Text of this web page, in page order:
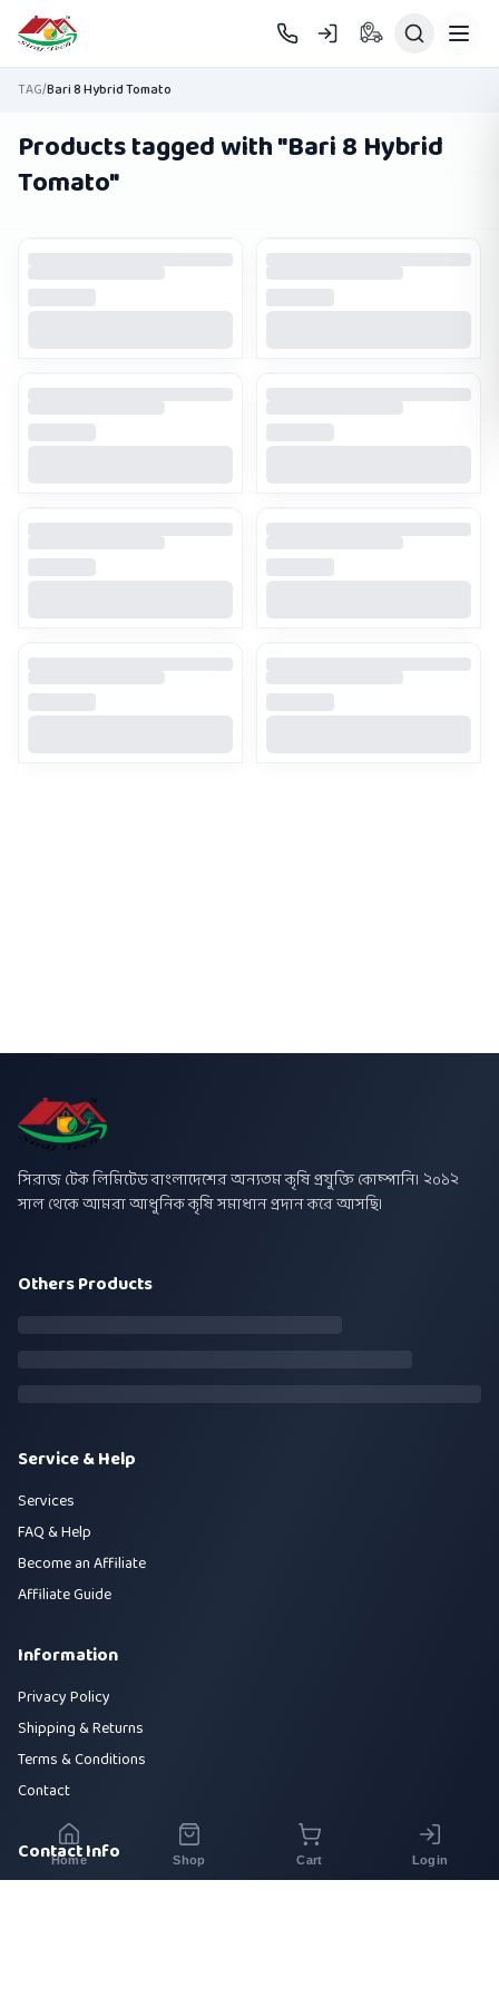
Skip to main content
TAG/Bari 8 Hybrid Tomato
Products tagged with "Bari 8 Hybrid
Tomato"
সিরাজ টেক লিমিটেড বাংলাদেশের অন্যতম কৃষি প্রযুক্তি কোম্পানি। ২০১২
সাল থেকে আমরা আধুনিক কৃষি সমাধান প্রদান করে আসছি।
Others Products
Service & Help
Services
FAQ & Help
Become an Affiliate
Affiliate Guide
Information
Privacy Policy
Shipping & Returns
Terms & Conditions
Contact
Contact Info
Home Shop Cart Login